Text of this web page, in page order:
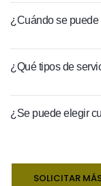
¿Cuándo se puede
¿Qué tipos de
¿Se puede elegir
SOLICITAR